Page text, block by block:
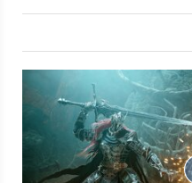
Welt kämpft. Im Trailer selbst
Einblick in die Kämpfe und
und Bosse. Den Stil des
getroffen, dass man glatt
4 zu sehen, wenn man es
Fallen könnt ihr auf PC, PS5